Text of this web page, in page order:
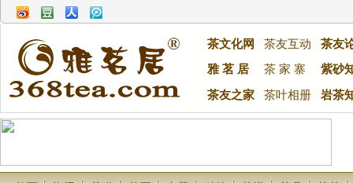
茶文化网 茶友互动
茶友
雅 茗 居
茶 家 寨 紫砂
茶友之家 茶叶相册 岩茶